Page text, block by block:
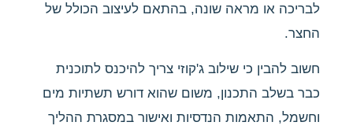
לבריכה או מראה שונה, בהתאם לעיצוב הכולל של
החצר.
חשוב להבין כי שילוב ג'קוזי צריך להיכנס לתוכנית
כבר בשלב התכנון, משום שהוא דורש תשתיות מים
וחשמל, התאמות הנדסיות ואישור במסגרת ההליך